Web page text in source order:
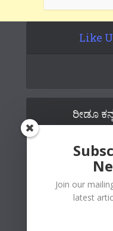
Like
ರೀಡೂ
Join our
latest